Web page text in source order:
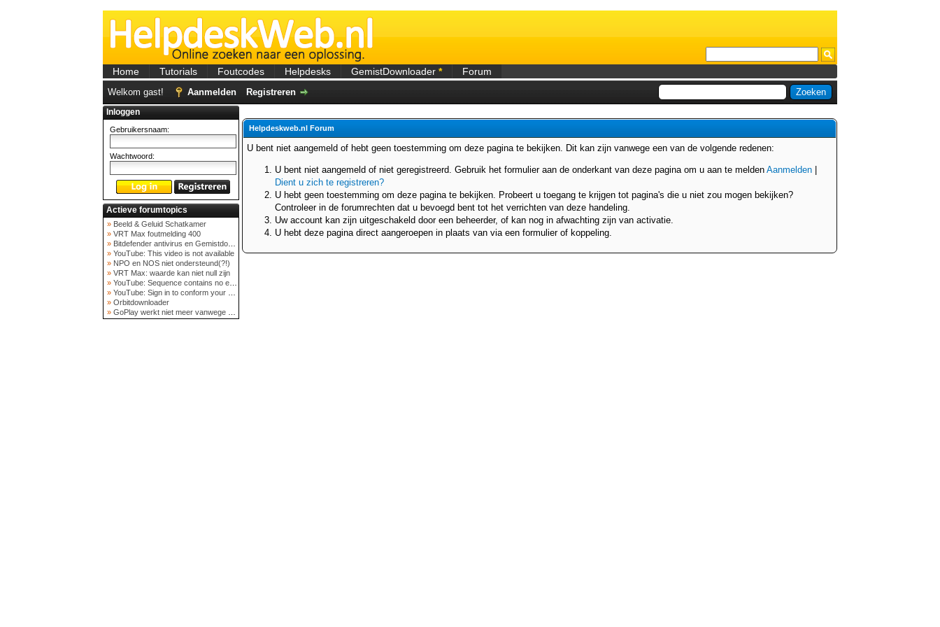
Home Tutorials Foutcodes Helpdesks GemistDownloader * Forum
Welkom gast! Aanmelden Registreren
Inloggen
Gebruikersnaam:
Wachtwoord:
Actieve forumtopics
» Beeld & Geluid Schatkamer
» VRT Max foutmelding 400
» Bitdefender antivirus en Gemistdowloader
» YouTube: This video is not available
» NPO en NOS niet ondersteund(?!)
» VRT Max: waarde kan niet null zijn
» YouTube: Sequence contains no elements
» YouTube: Sign in to conform your not a bot
» Orbitdownloader
» GoPlay werkt niet meer vanwege nieuwe webadres
Helpdeskweb.nl Forum
U bent niet aangemeld of hebt geen toestemming om deze pagina te bekijken. Dit kan zijn vanwege een van de volgende redenen:
U bent niet aangemeld of niet geregistreerd. Gebruik het formulier aan de onderkant van deze pagina om u aan te melden Aanmelden
Dient u zich te registreren?
U hebt geen toestemming om deze pagina te bekijken. Probeert u toegang te krijgen tot pagina's die u niet zou mogen bekijken?
Controleer in de forumrechten dat u bevoegd bent tot het verrichten van deze handeling.
Uw account kan zijn uitgeschakeld door een beheerder, of kan nog in afwachting zijn van activatie.
U hebt deze pagina direct aangeroepen in plaats van via een formulier of koppeling.